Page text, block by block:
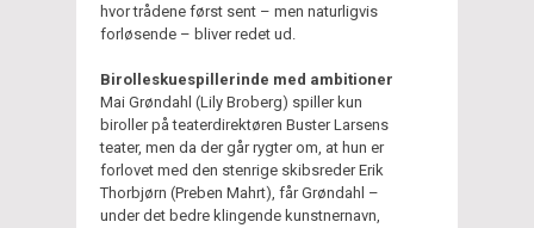
hvor trådene først sent – men naturligvis
forløsende – bliver redet ud.
Birolleskuespillerinde med ambitioner
Mai Grøndahl (Lily Broberg) spiller kun
biroller på teaterdirektøren Buster Larsens
teater, men da der går rygter om, at hun er
forlovet med den stenrige skibsreder Erik
Thorbjørn (Preben Mahrt), får Grøndahl –
under det bedre klingende kunstnernavn,